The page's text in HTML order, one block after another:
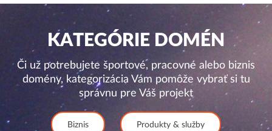
KATEGÓRIE DOMÉN
Či už potrebujete športové, pracovné alebo biznis
domény, kategorizácia Vám pomôže vybrať si tu
správnu pre Váš projekt
Biznis Produkty & služby